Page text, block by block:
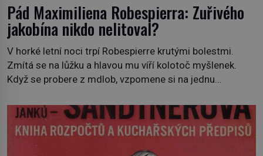
Pád Maximiliena Robespierra: Zuřivého
jakobína nikdo nelitoval?
V horké letní noci trpí Robespierre krutými bolestmi.
Zmítá se na lůžku a hlavou mu víří kolotoč myšlenek.
Když se probere z mdlob, vzpomene si na jednu
Prorokovala mu tragický osud. Tehdy se jí vysmál.
„Robespierre to dotáhne hodně daleko,“ prohlásil o něm
jiný významný francouzský revolucionář, Honoré de